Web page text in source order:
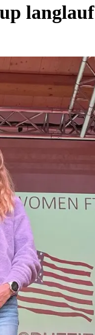
langlauf